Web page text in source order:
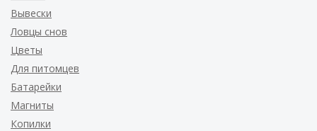
Вывески
Ловцы снов
Цветы
Для питомцев
Батарейки
Магниты
Копилки